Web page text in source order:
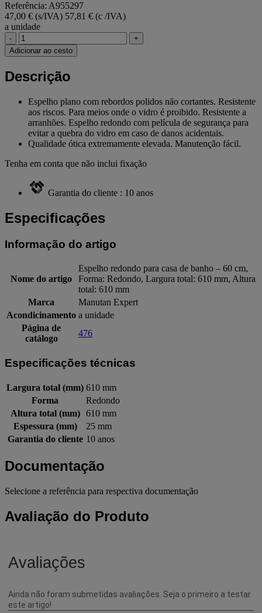
Referência: A955297
47,00 € (s/IVA) 57,81 € (c /IVA)
a unidade
-
+
Adicionar ao cesto
Descrição
Espelho plano com rebordos polidos não cortantes. Resistente
aos riscos. Para meios onde o vidro é proibido. Resistente a
arranhões. Espelho redondo com película de segurança para
evitar a quebra do vidro em caso de danos acidentais.
Qualidade ótica extremamente elevada. Manutenção fácil.
Tenha em conta que não inclui fixação
Garantia do cliente : 10 anos
Especificações
Informação do artigo
Nome do artigo
Espelho redondo para casa de banho – 60 cm,
Forma: Redondo, Largura total: 610 mm, Altura
total: 610 mm
Marca
Manutan Expert
Acondicinamento a unidade
Página de
catálogo
476
Especificações técnicas
Largura total (mm) 610 mm
Forma
Redondo
Altura total (mm)
610 mm
Espessura (mm)
25 mm
Garantia do cliente 10 anos
Documentação
Selecione a referência para respectiva documentação
Avaliação do Produto